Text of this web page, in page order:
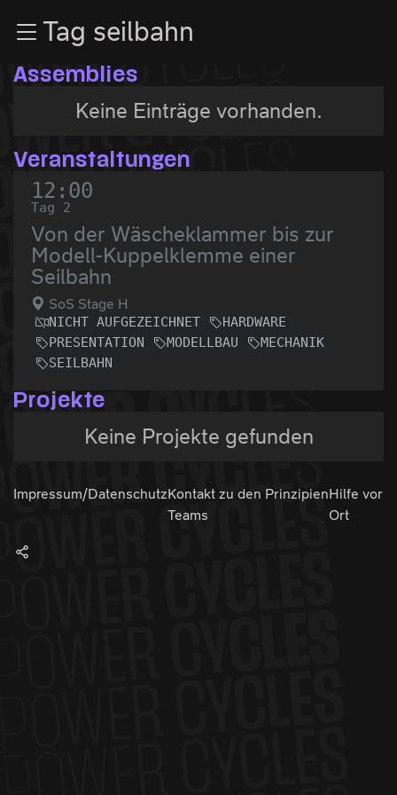
Zum InhaltTag seilbahn
Assemblies
Keine Einträge vorhanden.
Veranstaltungen
12:00
Tag 2
Von der Wäscheklammer bis zur
Modell-Kuppelklemme einer
Seilbahn
SoS Stage H
NICHT AUFGEZEICHNET
HARDWARE
PRESENTATION
MODELLBAU
MECHANIK
SEILBAHN
Projekte
Keine Projekte gefunden
Impressum/DatenschutzKontakt zu den
Teams
PrinzipienHilfe vor
Ort